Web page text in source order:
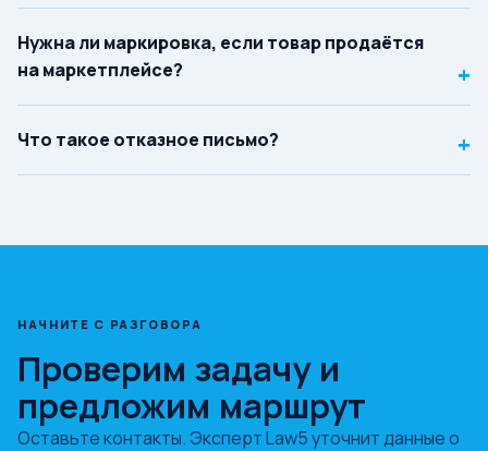
Нужна ли маркировка, если товар продаётся
на маркетплейсе?
+
Что такое отказное письмо? +
НАЧНИТЕ С РАЗГОВОРА
Проверим задачу и
предложим маршрут
Оставьте контакты. Эксперт Law5 уточнит данные о